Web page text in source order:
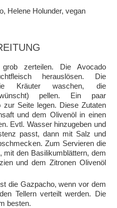
zerteilen. Die Avocado
herauslösen. Die
Kräuter waschen, die
pellen. Ein paar
Seite legen. Diese Zutaten
und dem Olivenöl in einen
Evtl. Wasser hinzugeben und
passt, dann mit Salz und
Zum Servieren die
mit den Basilikumblättern, dem
und dem Zitronen Olivenöl
die Gazpacho, wenn vor dem
Tellern verteilt werden. Die
besten.